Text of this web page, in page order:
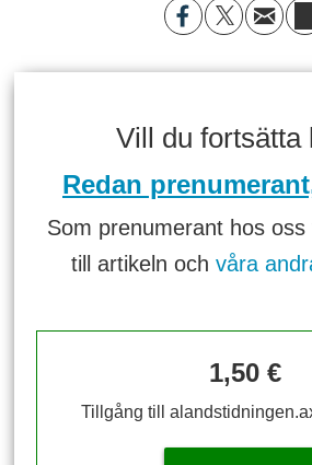
Vill du fortsätta
Redan
Som prenumerant hos oss
till artikeln och våra
1,50 €
Tillgång till